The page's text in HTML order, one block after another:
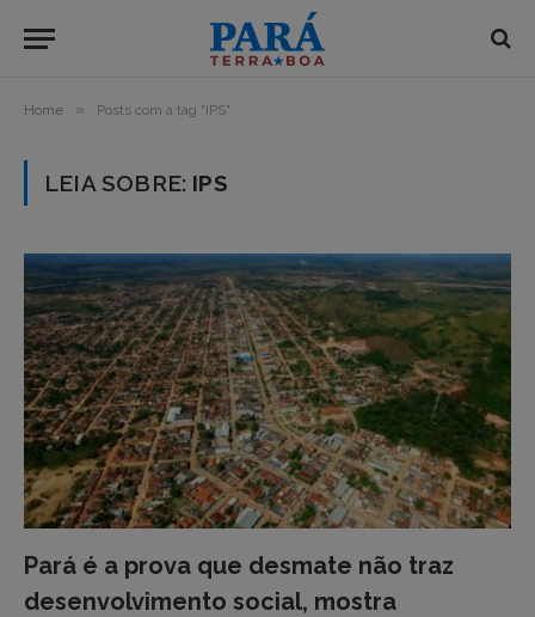
Home » Posts com a tag "IPS"
LEIA SOBRE: IPS
Pará é a prova que desmate não traz
desenvolvimento social, mostra